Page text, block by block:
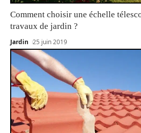
Comment choisir une échelle
travaux de jardin ?
Jardin 25 juin 2019